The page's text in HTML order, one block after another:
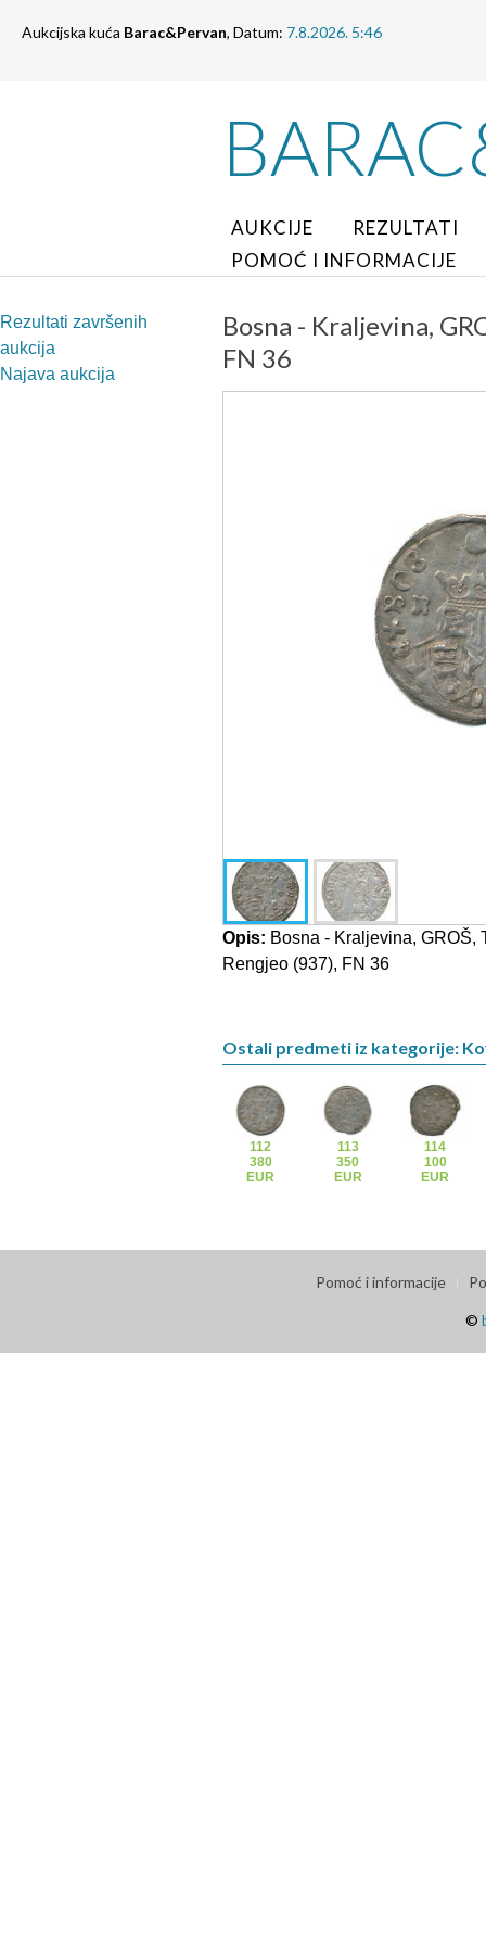
Aukcijska kuća Barac&Pervan, Datum: 7.8.2026. 5:46
AUKCIJE
REZULTATI
POMOĆ I INFORMACIJE
Rezultati završenih
aukcija
Najava aukcija
Bosna - Kraljevina,
FN 36
Opis: Bosna - Kraljevina, GROŠ,
Rengjeo (937), FN 36
Ostali predmeti iz kategorije:
112
380
EUR
113
350
EUR
114
100
EUR
Pomoć i informacije
©